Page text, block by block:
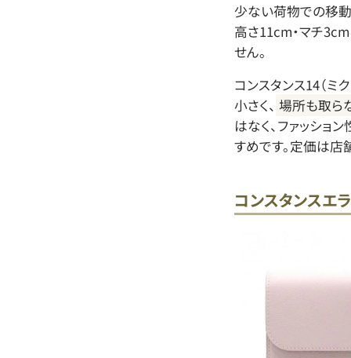
少ない荷物での移動
高さ11cm・マチ
せん。
コンスタンス14（ミ
小さく、 場所も取ら
はなく、ファッショ
すめです。定価は店
コンスタンスエ